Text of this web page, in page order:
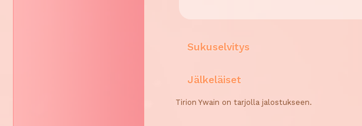
Sukuselvitys
Jälkeläiset
Tirion Ywain on tarjolla jalostukseen.